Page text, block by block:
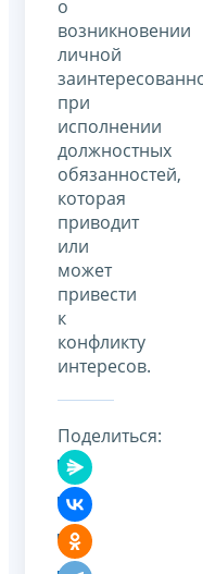
о
возникновении
личной
при
исполнении
должностных
обязанностей,
которая
приводит
или
может
привести
к
конфликту
интересов.
Поделиться: